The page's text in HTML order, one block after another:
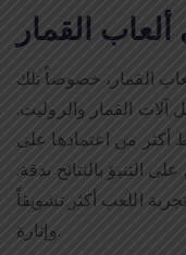
القمار
القمار، خصوصاً تلك
القمار والروليت.
أكثر من اعتمادها على
التنبؤ بالنتائج بدقة.
اللعب أكثر تشويقاً
وإثارة.